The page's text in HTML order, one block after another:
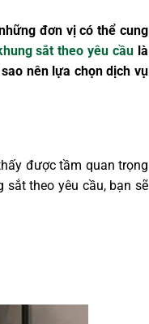
đơn vị có thể cung
sắt theo yêu cầu là
nên lựa chọn dịch vụ
được tầm quan trọng
theo yêu cầu, bạn sẽ